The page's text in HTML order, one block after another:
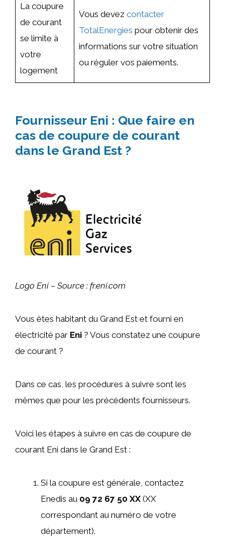
La coupure
de courant
se limite à
votre
logement
Vous devez contacter
TotalEnergies pour obtenir des
informations sur votre situation
ou réguler vos paiements.
Fournisseur Eni : Que faire en
cas de coupure de courant
dans le Grand Est ?
Logo Eni – Source : fr.eni.com
Vous êtes habitant du Grand Est et fourni en
électricité par Eni ? Vous constatez une coupure
de courant ?
Dans ce cas, les procédures à suivre sont les
mêmes que pour les précédents fournisseurs.
Voici les étapes à suivre en cas de coupure de
courant Eni dans le Grand Est :
Si la coupure est générale, contactez
Enedis au 09 72 67 50 XX (XX
correspondant au numéro de votre
département).